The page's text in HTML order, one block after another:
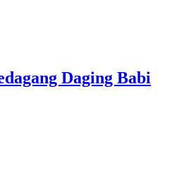
Daging Babi